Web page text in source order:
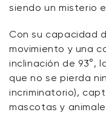
siendo un misterio
Con su capacidad
movimiento y una
inclinación de 93°,
que no se pierda
incriminatorio),
mascotas y